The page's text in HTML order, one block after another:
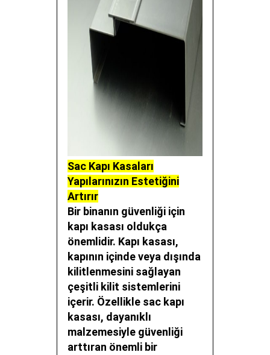
Sac Kapı Kasaları
Yapılarınızın Estetiğini
Artırır
Bir binanın güvenliği için
kapı kasası oldukça
önemlidir. Kapı kasası,
kapının içinde veya dışında
kilitlenmesini sağlayan
çeşitli kilit sistemlerini
içerir. Özellikle sac kapı
kasası, dayanıklı
malzemesiyle güvenliği
arttıran önemli bir